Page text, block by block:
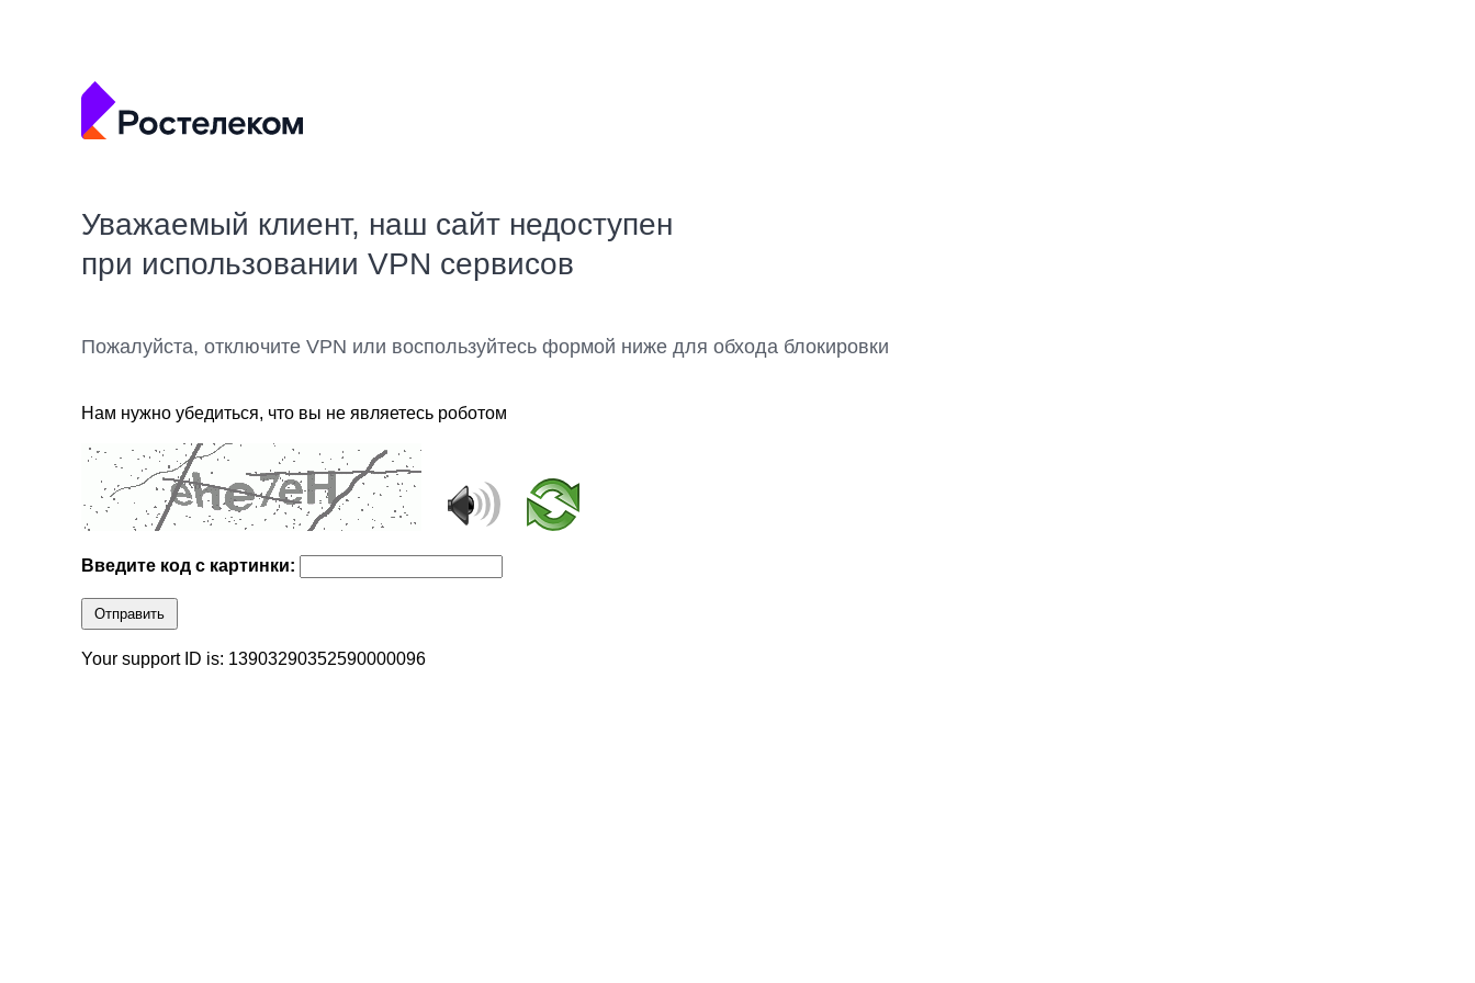
Уважаемый клиент, наш сайт недоступен
при использовании VPN сервисов
Пожалуйста, отключите VPN или воспользуйтесь формой ниже для обхода блокировки
Нам нужно убедиться, что вы не являетесь роботом
Введите код с картинки:
Отправить
Your support ID is: 13903290352590000096